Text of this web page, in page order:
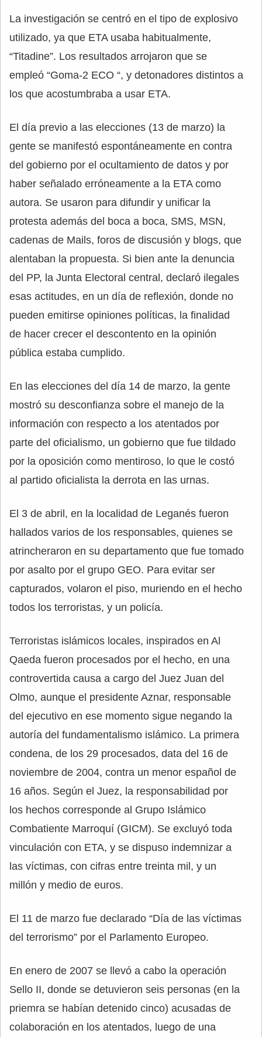
La investigación se centró en el tipo de explosivo
utilizado, ya que ETA usaba habitualmente,
“Titadine”. Los resultados arrojaron que se
empleó “Goma-2 ECO “, y detonadores distintos a
los que acostumbraba a usar ETA.
El día previo a las elecciones (13 de marzo) la
gente se manifestó espontáneamente en contra
del gobierno por el ocultamiento de datos y por
haber señalado erróneamente a la ETA como
autora. Se usaron para difundir y unificar la
protesta además del boca a boca, SMS, MSN,
cadenas de Mails, foros de discusión y blogs, que
alentaban la propuesta. Si bien ante la denuncia
del PP, la Junta Electoral central, declaró ilegales
esas actitudes, en un día de reflexión, donde no
pueden emitirse opiniones políticas, la finalidad
de hacer crecer el descontento en la opinión
pública estaba cumplido.
En las elecciones del día 14 de marzo, la gente
mostró su desconfianza sobre el manejo de la
información con respecto a los atentados por
parte del oficialismo, un gobierno que fue tildado
por la oposición como mentiroso, lo que le costó
al partido oficialista la derrota en las urnas.
El 3 de abril, en la localidad de Leganés fueron
hallados varios de los responsables, quienes se
atrincheraron en su departamento que fue tomado
por asalto por el grupo GEO. Para evitar ser
capturados, volaron el piso, muriendo en el hecho
todos los terroristas, y un policía.
Terroristas islámicos locales, inspirados en Al
Qaeda fueron procesados por el hecho, en una
controvertida causa a cargo del Juez Juan del
Olmo, aunque el presidente Aznar, responsable
del ejecutivo en ese momento sigue negando la
autoría del fundamentalismo islámico. La primera
condena, de los 29 procesados, data del 16 de
noviembre de 2004, contra un menor español de
16 años. Según el Juez, la responsabilidad por
los hechos corresponde al Grupo Islámico
Combatiente Marroquí (GICM). Se excluyó toda
vinculación con ETA, y se dispuso indemnizar a
las víctimas, con cifras entre treinta mil, y un
millón y medio de euros.
El 11 de marzo fue declarado “Día de las víctimas
del terrorismo” por el Parlamento Europeo.
En enero de 2007 se llevó a cabo la operación
Sello II, donde se detuvieron seis personas (en la
priemra se habían detenido cinco) acusadas de
colaboración en los atentados, luego de una